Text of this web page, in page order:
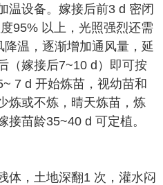
温设备。嫁接后前3 d 密闭
95% 以上，光照强烈还需
温，逐渐增加通风量，延
（嫁接后7~10 d）即可按
7 d 开始炼苗，视幼苗和
炼或不炼，晴天炼苗，炼
接苗龄35~40 d 可定植。
体，土地深翻1 次，灌水闷